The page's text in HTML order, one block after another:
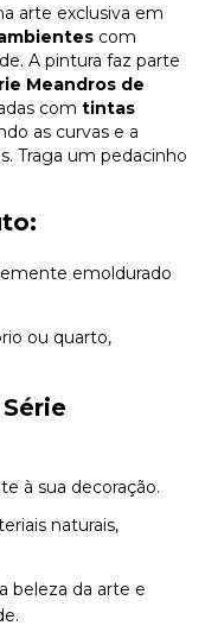
arte exclusiva em
com
A pintura faz parte
Meandros de
com tintas
as curvas e a
Traga um pedacinho
emoldurado
ou quarto,
à sua decoração.
naturais,
beleza da arte e